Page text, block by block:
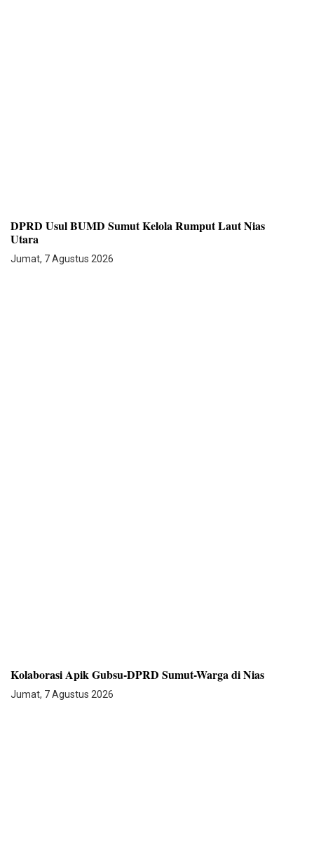
DPRD Usul BUMD Sumut Kelola Rumput Laut Nias
Utara
Jumat, 7 Agustus 2026
Kolaborasi Apik Gubsu-DPRD Sumut-Warga di Nias
Jumat, 7 Agustus 2026